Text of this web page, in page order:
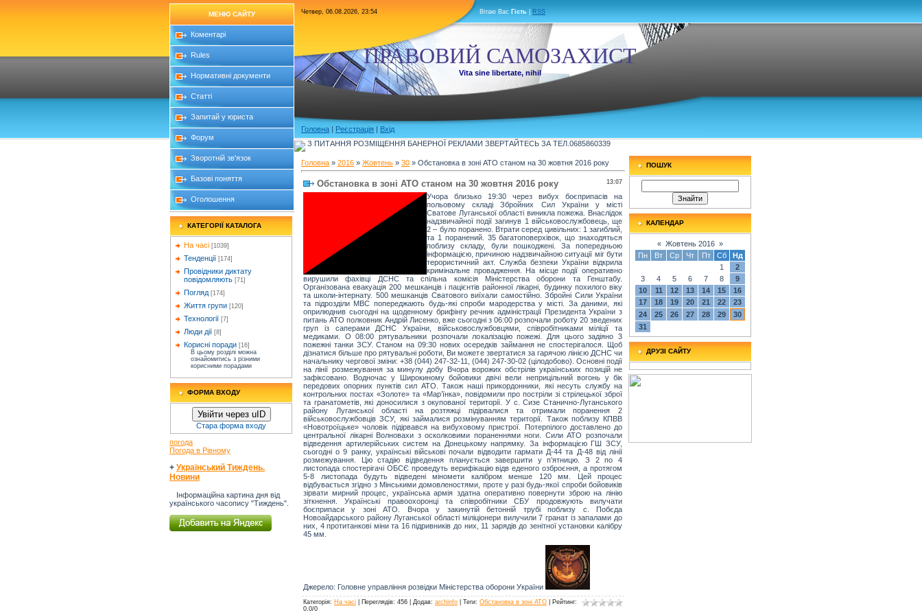
МЕНЮ САЙТУ
Коментарі
Rules
Нормативні документи
Статті
Запитай у юриста
Форум
Зворотній зв'язок
Базові поняття
Оголошення
КАТЕГОРІЇ КАТАЛОГА
На часі [1039]
Тенденції [174]
Провідники диктату
повідомляють [71]
Погляд [174]
Життя групи [120]
Технології [7]
Люди дії [8]
Корисні поради [16]
В цьому розділі можна
ознайомитись з різними
корисними порадами
ФОРМА ВХОДУ
Увійти через uID
Стара форма входу
погода
Погода в Рівному
+ Український Тиждень.
Новини
Інформаційна картина дня від
українського часопису "Тиждень".
Четвер, 06.08.2026, 23:54 Вітаю Вас Гість RSS
ПРАВОВИЙ САМОЗАХИСТ
Vita sine libertate, nihil
Головна | Реєстрація | Вхід
З ПИТАННЯ РОЗМІЩЕННЯ БАНЕРНОЇ РЕКЛАМИ ЗВЕРТАЙТЕСЬ ЗА ТЕЛ.0685860339
Головна » 2016 » Жовтень » 30 » Обстановка в зоні АТО станом на 30 жовтня 2016 року
13:07
Обстановка в зоні АТО станом на 30 жовтня 2016 року
Учора близько 19:30 через вибух боєприпасів на
польовому складі Збройних Сил України у місті
Сватове Луганської області виникла пожежа. Внаслідок
надзвичайної події загинув 1 військовослужбовець, ще
2 – було поранено. Втрати серед цивільних: 1 загиблий,
та 1 поранений. 35 багатоповерхівок, що знаходяться
поблизу складу, були пошкоджені. За попередньою
інформацією, причиною надзвичайною ситуації міг бути
терористичний акт. Служба безпеки України відкрила
кримінальне провадження. На місце події оперативно
вирушили фахівці ДСНС та спільна комісія Міністерства оборони та Генштабу.
Організована евакуація 200 мешканців і пацієнтів районної лікарні, будинку похилого віку
та школи-інтернату. 500 мешканців Сватового виїхали самостійно. Збройні Сили України
та підрозділи МВС попереджають будь-які спроби мародерства у місті. За даними, які
оприлюднив сьогодні на щоденному брифінгу речник адміністрації Президента України з
питань АТО полковник Андрій Лисенко, вже сьогодні з 06:00 розпочали роботу 20 зведених
груп із саперами ДСНС України, військовослужбовцями, співробітниками міліції та
медиками. О 08:00 рятувальники розпочали локалізацію пожежі. Для цього задіяно 3
пожежні танки ЗСУ. Станом на 09:30 нових осередків займання не спостерігалося. Щоб
дізнатися більше про рятувальні роботи, Ви можете звертатися за гарячою лінією ДСНС чи
начальнику чергової зміни: +38 (044) 247-32-11, (044) 247-30-02 (цілодобово). Основні події
на лінії розмежування за минулу добу Вчора ворожих обстрілів українських позицій не
зафіксовано. Водночас у Широкиному бойовики двічі вели неприцільний вогонь у бік
передових опорних пунктів сил АТО. Також наші прикордонники, які несуть службу на
контрольних постах «Золоте» та «Мар’їнка», повідомили про постріли зі стрілецької зброї
та гранатометів, які доносилися з окупованої території. У с. Сизе Станично-Луганського
району Луганської області на розтяжці підірвалися та отримали поранення 2
військовослужбовців ЗСУ, які займалися розмінуванням території. Також поблизу КПВВ
«Новотроїцьке» чоловік підірвався на вибуховому пристрої. Потерпілого доставлено до
центральної лікарні Волновахи з осколковими пораненнями ноги. Сили АТО розпочали
відведення артилерійських систем на Донецькому напрямку. За інформацією ГШ ЗСУ,
сьогодні о 9 ранку, українські військові почали відводити гармати Д-44 та Д-48 від лінії
розмежування. Цю стадію відведення планується завершити у п’ятницю. З 2 по 4
листопада спостерігачі ОБСЄ проведуть верифікацію відв еденого озброєння, а протягом
5-8 листопада будуть відведені міномети калібром менше 120 мм. Цей процес
відбувається згідно з Мінськими домовленостями, проте у разі будь-якої спроби бойовиків
зірвати мирний процес, українська армія здатна оперативно повернути зброю на лінію
зіткнення. Українські правоохоронці та співробітники СБУ продовжують вилучати
боєприпаси у зоні АТО. Вчора у закинутій бетонній трубі поблизу с. Побєда
Новоайдарського району Луганської області міліціонери вилучили 7 гранат із запалами до
них, 4 протитанкові міни та 16 підривників до них, 11 зарядів до зенітної установки калібру
45 мм.
Джерело: Головне управління розвідки Міністерства оборони України
Категорія: На часі Переглядів: 456 | Додав: archinfo Теги: Обстановка в зоні АТО Рейтинг:
0.0/0
ПОШУК
КАЛЕНДАР
« Жовтень 2016 »
Пн
Вт Ср Чт Пт Сб
Нд
1
2
3
4 5 6 7 8
9
10
11 12 13 14 15
16
17
18 19 20 21 22
23
24
25 26 27 28 29
30
31
ДРУЗІ САЙТУ